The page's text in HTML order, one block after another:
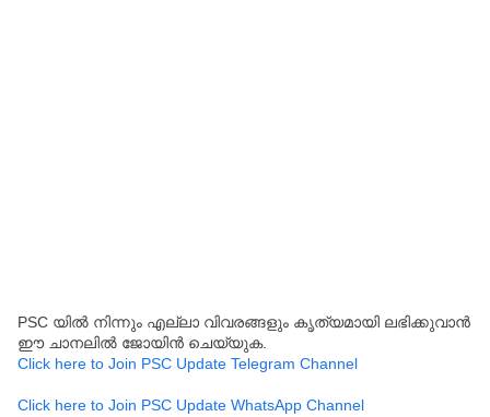
PSC യിൽ നിന്നും എല്ലാ വിവരങ്ങളും കൃത്യമായി ലഭിക്കുവാൻ
ഈ ചാനലിൽ ജോയിൻ ചെയ്യുക.
Click here to Join PSC Update Telegram Channel
Click here to Join PSC Update WhatsApp Channel